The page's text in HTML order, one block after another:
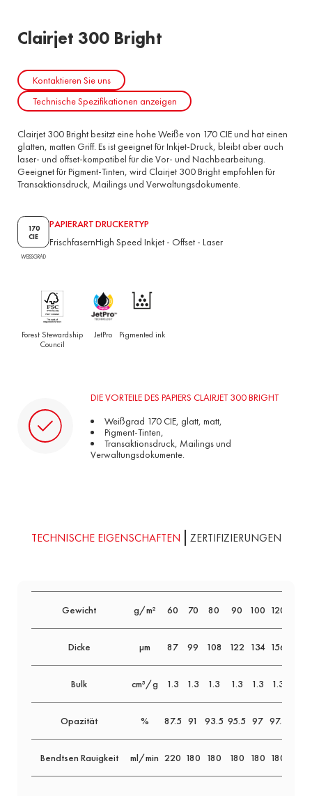
Clairjet 300 Bright
Kontaktieren Sie uns
Technische Spezifikationen anzeigen
Clairjet 300 Bright besitzt eine hohe Weiße von 170 CIE und hat einen
glatten, matten Griff. Es ist geeignet für Inkjet-Druck, bleibt aber auch
laser- und offset-kompatibel für die Vor- und Nachbearbeitung.
Geeignet für Pigment-Tinten, wird Clairjet 300 Bright empfohlen für
Transaktionsdruck, Mailings und Verwaltungsdokumente.
170
CIE
WEISSGRAD
PAPIERART
Frischfasern
DRUCKERTYP
High Speed Inkjet - Offset - Laser
Forest Stewardship
Council
JetPro Pigmented ink
DIE VORTEILE DES PAPIERS CLAIRJET 300 BRIGHT
Weißgrad 170 CIE, glatt, matt,
Pigment-Tinten,
Transaktionsdruck, Mailings und
Verwaltungsdokumente.
TECHNISCHE EIGENSCHAFTEN ZERTIFIZIERUNGEN
Gewicht g/m² 60 70 80 90 100 120
Dicke μm 87 99 108 122 134 156
Bulk cm³/g 1.3 1.3 1.3 1.3 1.3 1.3
Opazität % 87.5 91 93.5 95.5 97 97.5
Bendtsen Rauigkeit ml/min 220 180 180 180 180 180